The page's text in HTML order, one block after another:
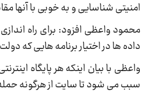
امنیتی شناسایی و به خوبی با آنها
محمود واعظی افزود: برای راه
داده ها در اختیار برنامه هایی که دولت
واعظی با بیان اینکه هر پایگاه
سبب می شود تا سایت از هرگونه